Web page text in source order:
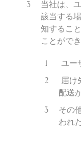
当社は、
該当する
知するこ
ことがで
ユー
届け
配送
その
われ